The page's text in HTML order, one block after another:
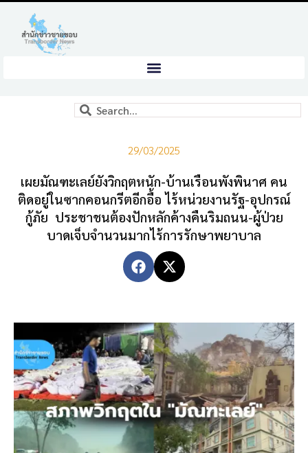
29/03/2025
เผยมัณฑะเลย์ยังวิกฤตหนัก-บ้านเรือนพังพินาศ คน
ติดอยู่ในซากคอนกรีตอีกอื้อ ไร้หน่วยงานรัฐ-อุปกรณ์
กู้ภัย ประชาชนต้องปักหลักค้างคืนริมถนน-ผู้ป่วย
บาดเจ็บจำนวนมากไร้การรักษาพยาบาล